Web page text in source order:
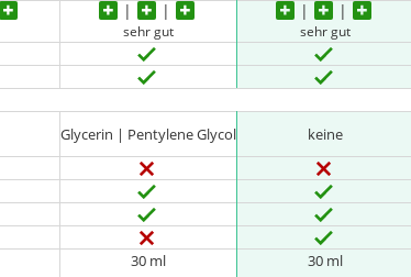
sehr gut sehr gut
Glycerin | Pentylene Glycol keine
30 ml 30 ml